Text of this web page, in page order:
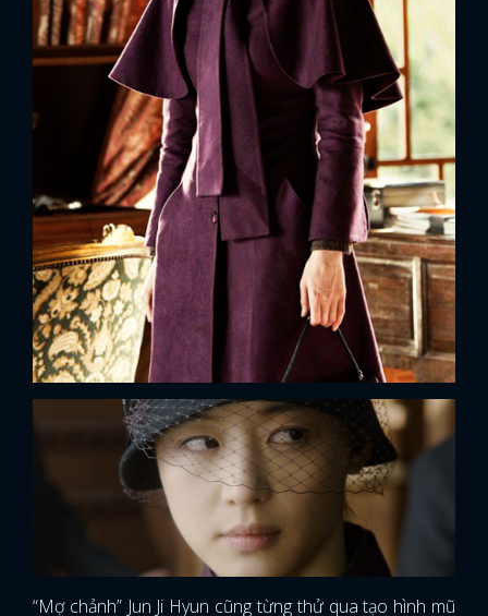
ĐĂNG NHẬP
“Mợ chảnh” Jun Ji Hyun cũng từng thử qua tạo hình mũ